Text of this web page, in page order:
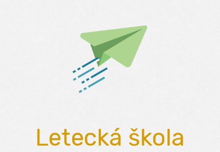
Letecká škola